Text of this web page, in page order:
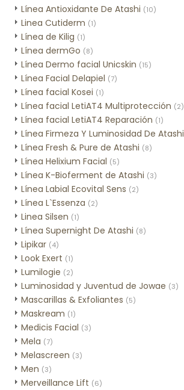
Línea Antioxidante De Atashi (10)
Linea Cutiderm (1)
Línea de Kilig (1)
Línea dermGo (8)
Línea Dermo facial Unicskin (15)
Línea Facial Delapiel (7)
Línea facial Kosei (1)
Línea facial LetiAT4 Multiprotección (2)
Línea facial LetiAT4 Reparación (1)
Línea Firmeza Y Luminosidad De Atashi
Línea Fresh & Pure de Atashi (8)
Línea Helixium Facial (5)
Línea K-Bioferment de Atashi (3)
Línea Labial Ecovital Sens (2)
Línea L`Essenza (2)
Linea Silsen (1)
Línea Supernight De Atashi (8)
Lipikar (4)
Look Exert (1)
Lumilogie (2)
Luminosidad y Juventud de Jowae (3)
Mascarillas & Exfoliantes (5)
Maskream (1)
Medicis Facial (3)
Mela (7)
Melascreen (3)
Men (3)
Merveillance Lift (6)